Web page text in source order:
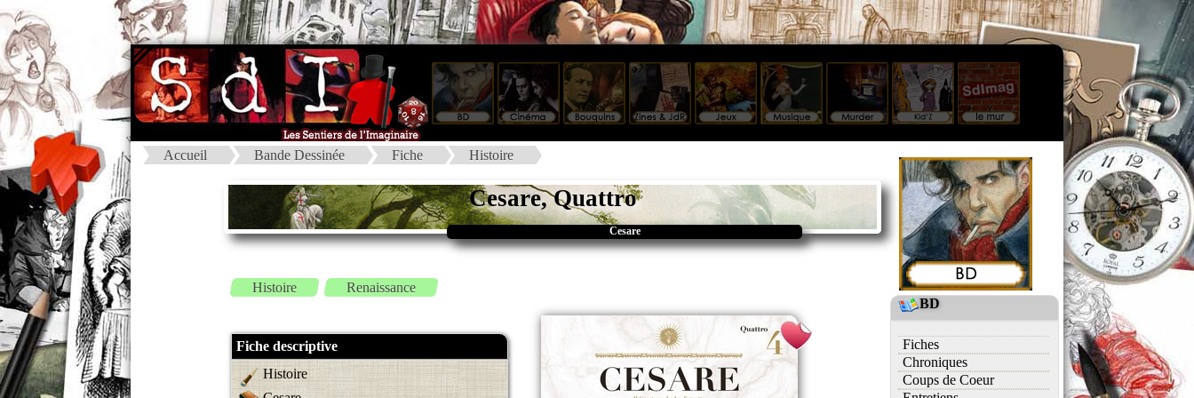
Accueil Bande Dessinée Fiche Histoire
Cesare, Quattro
Cesare
Histoire Renaissance
Fiche descriptive
Histoire
BD
Fiches
Chroniques
Coups de Coeur